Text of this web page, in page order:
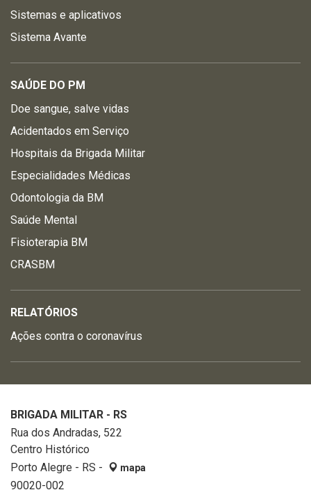
Sistemas e aplicativos
Sistema Avante
SAÚDE DO PM
Doe sangue, salve vidas
Acidentados em Serviço
Hospitais da Brigada Militar
Especialidades Médicas
Odontologia da BM
Saúde Mental
Fisioterapia BM
CRASBM
RELATÓRIOS
Ações contra o coronavírus
BRIGADA MILITAR - RS
Rua dos Andradas, 522
Centro Histórico
Porto Alegre - RS -
mapa
90020-002